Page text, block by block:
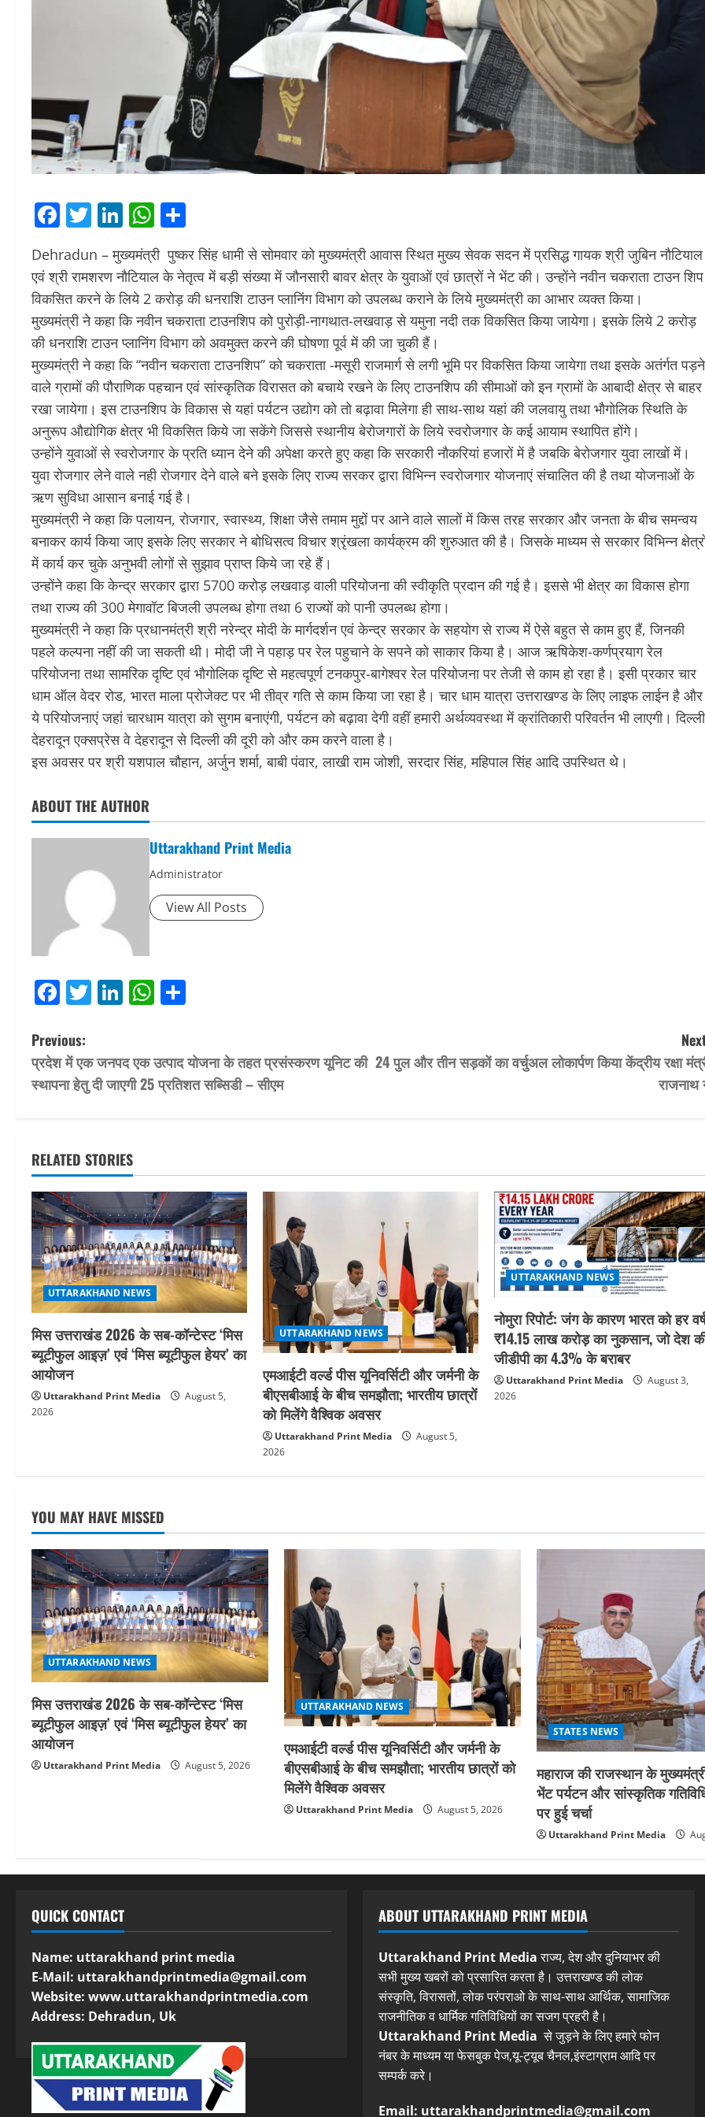
Facebook
Twitter
LinkedIn
WhatsApp
Dehradun – मुख्यमंत्री पुष्कर सिंह धामी से सोमवार को मुख्यमंत्री आवास स्थित मुख्य सेवक सदन में प्रसिद्ध गायक श्री जुबिन नौटियाल
एवं श्री रामशरण नौटियाल के नेतृत्व में बड़ी संख्या में जौनसारी बावर क्षेत्र के युवाओं एवं छात्रों ने भेंट की। उन्होंने नवीन चकराता टाउन शिप
विकसित करने के लिये 2 करोड़ की धनराशि टाउन प्लानिंग विभाग को उपलब्ध कराने के लिये मुख्यमंत्री का आभार व्यक्त किया।
मुख्यमंत्री ने कहा कि नवीन चकराता टाउनशिप को पुरोड़ी-नागथात-लखवाड़ से यमुना नदी तक विकसित किया जायेगा। इसके लिये 2 करोड़
की धनराशि टाउन प्लानिंग विभाग को अवमुक्त करने की घोषणा पूर्व में की जा चुकी हैं।
मुख्यमंत्री ने कहा कि ‘‘नवीन चकराता टाउनशिप’’ को चकराता -मसूरी राजमार्ग से लगी भूमि पर विकसित किया जायेगा तथा इसके अतंर्गत पड़ने
वाले ग्रामों की पौराणिक पहचान एवं सांस्कृतिक विरासत को बचाये रखने के लिए टाउनशिप की सीमाओं को इन ग्रामों के आबादी क्षेत्र से बाहर
रखा जायेगा। इस टाउनशिप के विकास से यहां पर्यटन उद्योग को तो बढ़ावा मिलेगा ही साथ-साथ यहां की जलवायु तथा भौगोलिक स्थिति के
अनुरूप औद्योगिक क्षेत्र भी विकसित किये जा सकेंगे जिससे स्थानीय बेरोजगारों के लिये स्वरोजगार के कई आयाम स्थापित होंगे।
उन्होंने युवाओं से स्वरोजगार के प्रति ध्यान देने की अपेक्षा करते हुए कहा कि सरकारी नौकरियां हजारों में है जबकि बेरोजगार युवा लाखों में।
युवा रोजगार लेने वाले नही रोजगार देने वाले बने इसके लिए राज्य सरकर द्वारा विभिन्न स्वरोजगार योजनाएं संचालित की है तथा योजनाओं के
ऋण सुविधा आसान बनाई गई है।
मुख्यमंत्री ने कहा कि पलायन, रोजगार, स्वास्थ्य, शिक्षा जैसे तमाम मुद्दों पर आने वाले सालों में किस तरह सरकार और जनता के बीच समन्वय
बनाकर कार्य किया जाए इसके लिए सरकार ने बोधिसत्व विचार श्रृंखला कार्यक्रम की शुरुआत की है। जिसके माध्यम से सरकार विभिन्न
में कार्य कर चुके अनुभवी लोगों से सुझाव प्राप्त किये जा रहे हैं।
उन्होंने कहा कि केन्द्र सरकार द्वारा 5700 करोड़ लखवाड़ वाली परियोजना की स्वीकृति प्रदान की गई है। इससे भी क्षेत्र का विकास होगा
तथा राज्य की 300 मेगावॉट बिजली उपलब्ध होगा तथा 6 राज्यों को पानी उपलब्ध होगा।
मुख्यमंत्री ने कहा कि प्रधानमंत्री श्री नरेन्द्र मोदी के मार्गदर्शन एवं केन्द्र सरकार के सहयोग से राज्य में ऐसे बहुत से काम हुए हैं, जिनकी
पहले कल्पना नहीं की जा सकती थी। मोदी जी ने पहाड़ पर रेल पहुचाने के सपने को साकार किया है। आज ऋषिकेश-कर्णप्रयाग रेल
परियोजना तथा सामरिक दृष्टि एवं भौगोलिक दृष्टि से महत्वपूर्ण टनकपुर-बागेश्वर रेल परियोजना पर तेजी से काम हो रहा है। इसी प्रकार चार
धाम ऑल वेदर रोड, भारत माला प्रोजेक्ट पर भी तीव्र गति से काम किया जा रहा है। चार धाम यात्रा उत्तराखण्ड के लिए लाइफ लाईन है और
ये परियोजनाएं जहां चारधाम यात्रा को सुगम बनाएंगी, पर्यटन को बढ़ावा देगी वहीं हमारी अर्थव्यवस्था में क्रांतिकारी परिवर्तन भी लाएगी। दिल्ली
देहरादून एक्सप्रेस वे देहरादून से दिल्ली की दूरी को और कम करने वाला है।
इस अवसर पर श्री यशपाल चौहान, अर्जुन शर्मा, बाबी पंवार, लाखी राम जोशी, सरदार सिंह, महिपाल सिंह आदि उपस्थित थे।
ABOUT THE AUTHOR
Uttarakhand Print Media
Administrator
View All Posts
Facebook
Twitter
LinkedIn
WhatsApp
P
o
n
a
v
i
g
a
t
i
Previous:
प्रदेश में एक जनपद एक उत्पाद योजना के तहत प्रसंस्करण यूनिट की
स्थापना हेतु दी जाएगी 25 प्रतिशत सब्सिडी – सीएम
24 पुल और तीन सड़कों का वर्चुअल लोकार्पण किया केंद्रीय रक्षा
राजनाथ
RELATED STORIES
UTTARAKHAND NEWS
मिस उत्तराखंड 2026 के सब-कॉन्टेस्ट ‘मिस
ब्यूटीफुल आइज़’ एवं ‘मिस ब्यूटीफुल हेयर’ का
आयोजन
Uttarakhand Print Media
August 5,
2026
UTTARAKHAND NEWS
एमआईटी वर्ल्ड पीस यूनिवर्सिटी और जर्मनी के
बीएसबीआई के बीच समझौता; भारतीय छात्रों
को मिलेंगे वैश्विक अवसर
Uttarakhand Print Media
August 5,
2026
UTTARAKHAND NEWS
नोमुरा रिपोर्ट: जंग के कारण भारत को हर
₹14.15 लाख करोड़ का नुकसान, जो देश
जीडीपी का 4.3% के बराबर
Uttarakhand Print Media
August 3,
2026
YOU MAY HAVE MISSED
UTTARAKHAND NEWS
मिस उत्तराखंड 2026 के सब-कॉन्टेस्ट ‘मिस
ब्यूटीफुल आइज़’ एवं ‘मिस ब्यूटीफुल हेयर’ का
आयोजन
Uttarakhand Print Media August 5, 2026
UTTARAKHAND NEWS
एमआईटी वर्ल्ड पीस यूनिवर्सिटी और जर्मनी के
बीएसबीआई के बीच समझौता; भारतीय छात्रों को
मिलेंगे वैश्विक अवसर
Uttarakhand Print Media August 5, 2026
STATES NEWS
महाराज की राजस्थान के
भेंट पर्यटन और सांस्कृतिक
पर हुई चर्चा
Uttarakhand Print Media
QUICK CONTACT
Name: uttarakhand print media
E-Mail: uttarakhandprintmedia@gmail.com
Website: www.uttarakhandprintmedia.com
Address: Dehradun, Uk
ABOUT UTTARAKHAND PRINT MEDIA
Uttarakhand Print Mediaराज्य, देश और दुनियाभर की
सभी मुख्य खबरों को प्रसारित करता है। उत्तराखण्ड की लोक
संस्कृति, विरासतों, लोक परंपराओ के साथ-साथ आर्थिक, सामाजिक
राजनीतिक व धार्मिक गतिविधियों का सजग प्रहरी है।
Uttarakhand Print Media से जुड़ने के लिए हमारे फोन
नंबर के माध्यम या फेसबुक पेज,यू-ट्यूब चैनल,इंस्टाग्राम आदि पर
सम्पर्क करे।
Email: uttarakhandprintmedia@gmail.com